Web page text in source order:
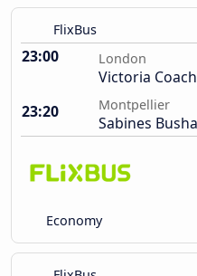
FlixBus
23:00 London
Victoria
23:20
Montpellier
Sabines
Economy